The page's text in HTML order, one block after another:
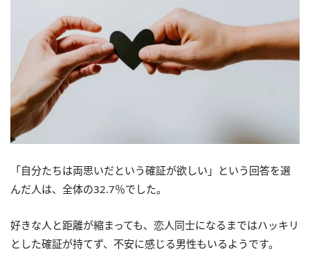
「自分たちは両思いだという確証が欲しい」という回答を選
んだ人は、全体の32.7％でした。
好きな人と距離が縮まっても、恋人同士になるまではハッキリ
とした確証が持てず、不安に感じる男性もいるようです。